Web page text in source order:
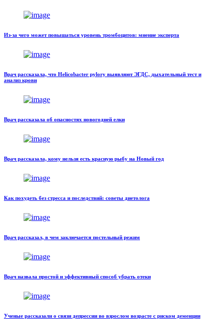
Из-за чего может повышаться уровень тромбоцитов: мнение эксперта
Врач рассказала, что Helicobacter pylory выявляют ЭГДС, дыхательный тест и
анализ крови
Врач рассказала об опасностях новогодней елки
Врач рассказала, кому нельзя есть красную рыбу на Новый год
Как похудеть без стресса и последствий: советы диетолога
Врач рассказал, в чем заключается постельный режим
Врач назвала простой и эффективный способ убрать отеки
Ученые рассказали о связи депрессии во взрослом возрасте с риском деменции